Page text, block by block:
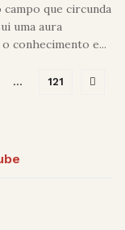
que circunda
uma aura
conhecimento e...
… 121